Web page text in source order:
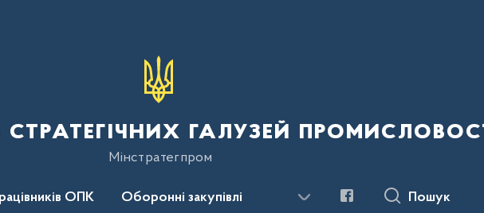
галузей
Мінстратегпром
ОПК Оборонні закупівлі Пошук